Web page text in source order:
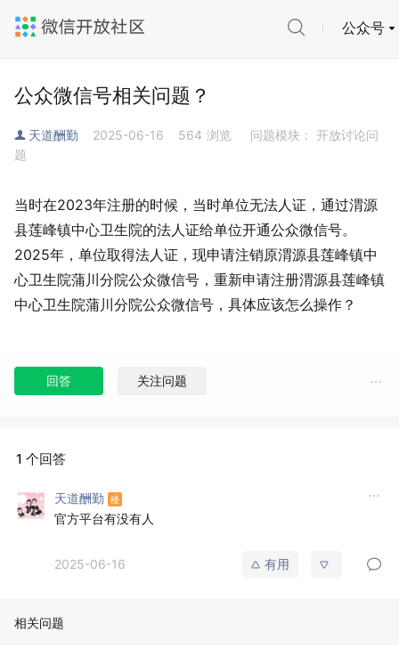
公众号
公众微信号相关问题？
天道酬勤 2025-06-16 564 浏览
问题模块： 开放讨论问
题
当时在2023年注册的时候，当时单位无法人证，通过渭源
县莲峰镇中心卫生院的法人证给单位开通公众微信号。
2025年，单位取得法人证，现申请注销原渭源县莲峰镇中
心卫生院蒲川分院公众微信号，重新申请注册渭源县莲峰镇
中心卫生院蒲川分院公众微信号，具体应该怎么操作？
回答 关注问题
1 个回答
天道酬勤
官方平台有没有人
2025-06-16 有用
相关问题